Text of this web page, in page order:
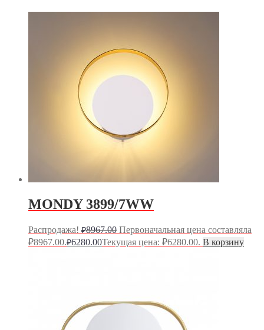
MONDY 3899/7WW
Распродажа! ₽8967.00 Первоначальная цена составляла
₽8967.00.₽6280.00Текущая цена: ₽6280.00. В корзину